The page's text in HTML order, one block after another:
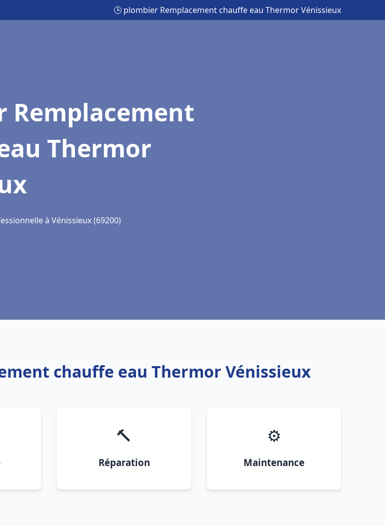
🕒 plombier Remplacement chauffe eau Thermor Vénissieux
Remplacement
Thermor
à Vénissieux (69200)
chauffe eau Thermor Vénissieux
🔨
Réparation
⚙️
Maintenance